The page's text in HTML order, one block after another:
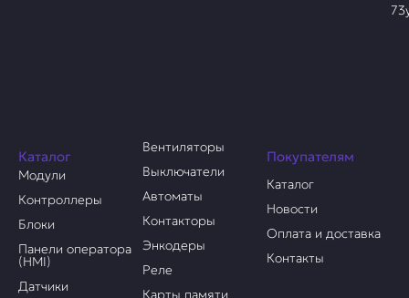
Каталог
Модули
Контроллеры
Блоки
Панели оператора
(HMI)
Датчики
Вентиляторы
Выключатели
Автоматы
Контакторы
Энкодеры
Реле
Карты памяти
Покупателям
Каталог
Новости
Оплата и доставка
Контакты